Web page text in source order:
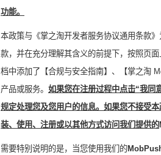
功能。
本政策与《掌之淘开发者服务协议通用条款
款，并在充分理解其含义的前提下，按照页
档中添加了【合规与安全指南】、【掌之淘
产品或服务。 如果您在注册过程中点击“我同
规定处理您及您用户的信息。如果您不接受
装、使用、注册或以其他方式访问我们提供的
需要特别说明的是，当您使用我们的